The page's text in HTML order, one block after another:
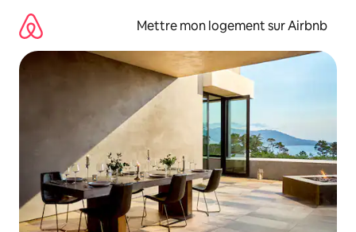
directement
contenu
Mettre mon logement sur Airbnb